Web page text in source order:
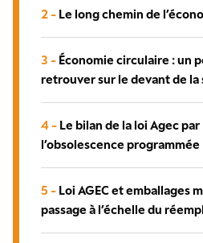
2 - Le long chemin de
3 - Économie circulaire : un
retrouver sur le devant de la
4 - Le bilan de la loi Agec
l’obsolescence programmée
5 - Loi AGEC et emballages
passage à l’échelle du